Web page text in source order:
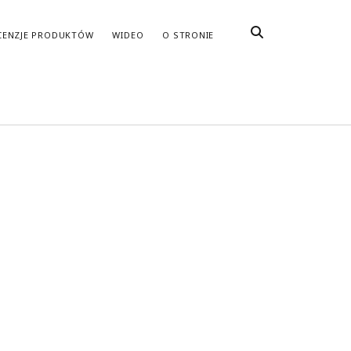
PRODUKTÓW WIDEO O STRONIE